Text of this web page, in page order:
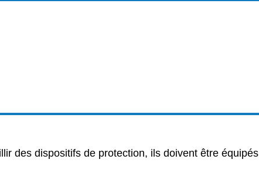
des dispositifs de protection, ils doivent être